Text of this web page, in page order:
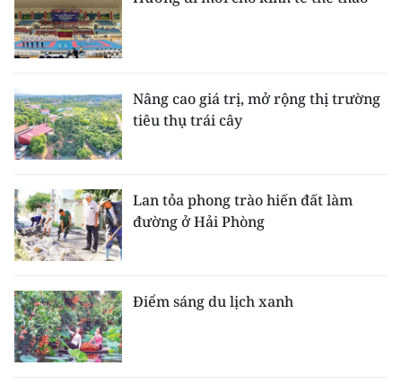
Nâng cao giá trị, mở rộng thị trường
tiêu thụ trái cây
Lan tỏa phong trào hiến đất làm
đường ở Hải Phòng
Điểm sáng du lịch xanh